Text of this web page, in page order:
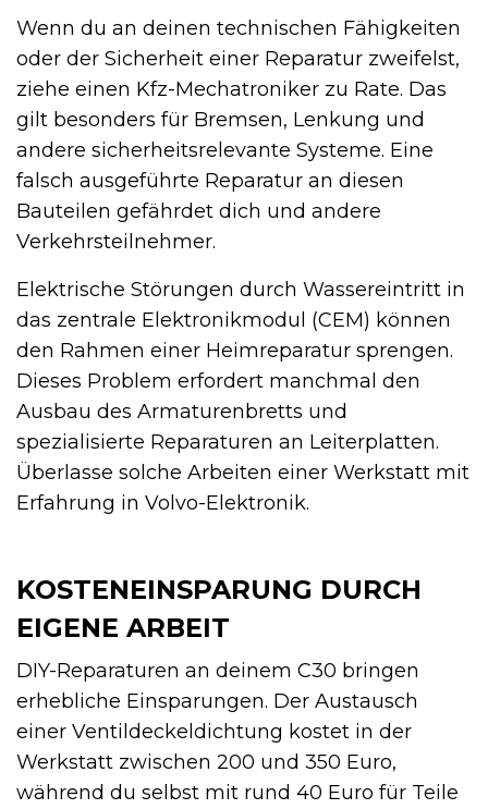
Wenn du an deinen technischen Fähigkeiten
oder der Sicherheit einer Reparatur zweifelst,
ziehe einen Kfz-Mechatroniker zu Rate. Das
gilt besonders für Bremsen, Lenkung und
andere sicherheitsrelevante Systeme. Eine
falsch ausgeführte Reparatur an diesen
Bauteilen gefährdet dich und andere
Verkehrsteilnehmer.
Elektrische Störungen durch Wassereintritt in
das zentrale Elektronikmodul (CEM) können
den Rahmen einer Heimreparatur sprengen.
Dieses Problem erfordert manchmal den
Ausbau des Armaturenbretts und
spezialisierte Reparaturen an Leiterplatten.
Überlasse solche Arbeiten einer Werkstatt mit
Erfahrung in Volvo-Elektronik.
KOSTENEINSPARUNG DURCH
EIGENE ARBEIT
DIY-Reparaturen an deinem C30 bringen
erhebliche Einsparungen. Der Austausch
einer Ventildeckeldichtung kostet in der
Werkstatt zwischen 200 und 350 Euro,
während du selbst mit rund 40 Euro für Teile